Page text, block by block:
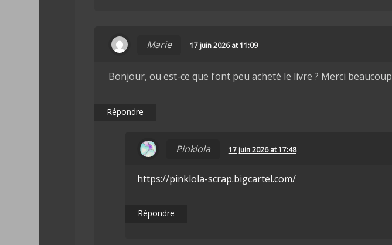
Marie 17 juin 2026 at 11:09
Bonjour, ou est-ce que l’ont peu acheté le livre ? Merci beaucoup
Répondre
Pinklola 17 juin 2026 at 17:48
https://pinklola-scrap.bigcartel.com/
Répondre